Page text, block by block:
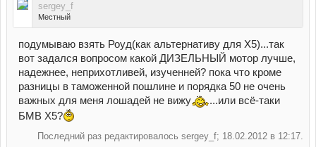
sergey_f
Местный
подумываю взять Роуд(как альтернативу для Х5)...так
вот задался вопросом какой ДИЗЕЛЬНЫЙ мотор лучше,
надежнее, неприхотливей, изученней? пока что кроме
разницы в таможенной пошлине и порядка 50 не очень
важных для меня лошадей не вижу
...или всё-таки
БМВ Х5?
Последний раз редактировалось sergey_f; 18.02.2012 в 12:17.